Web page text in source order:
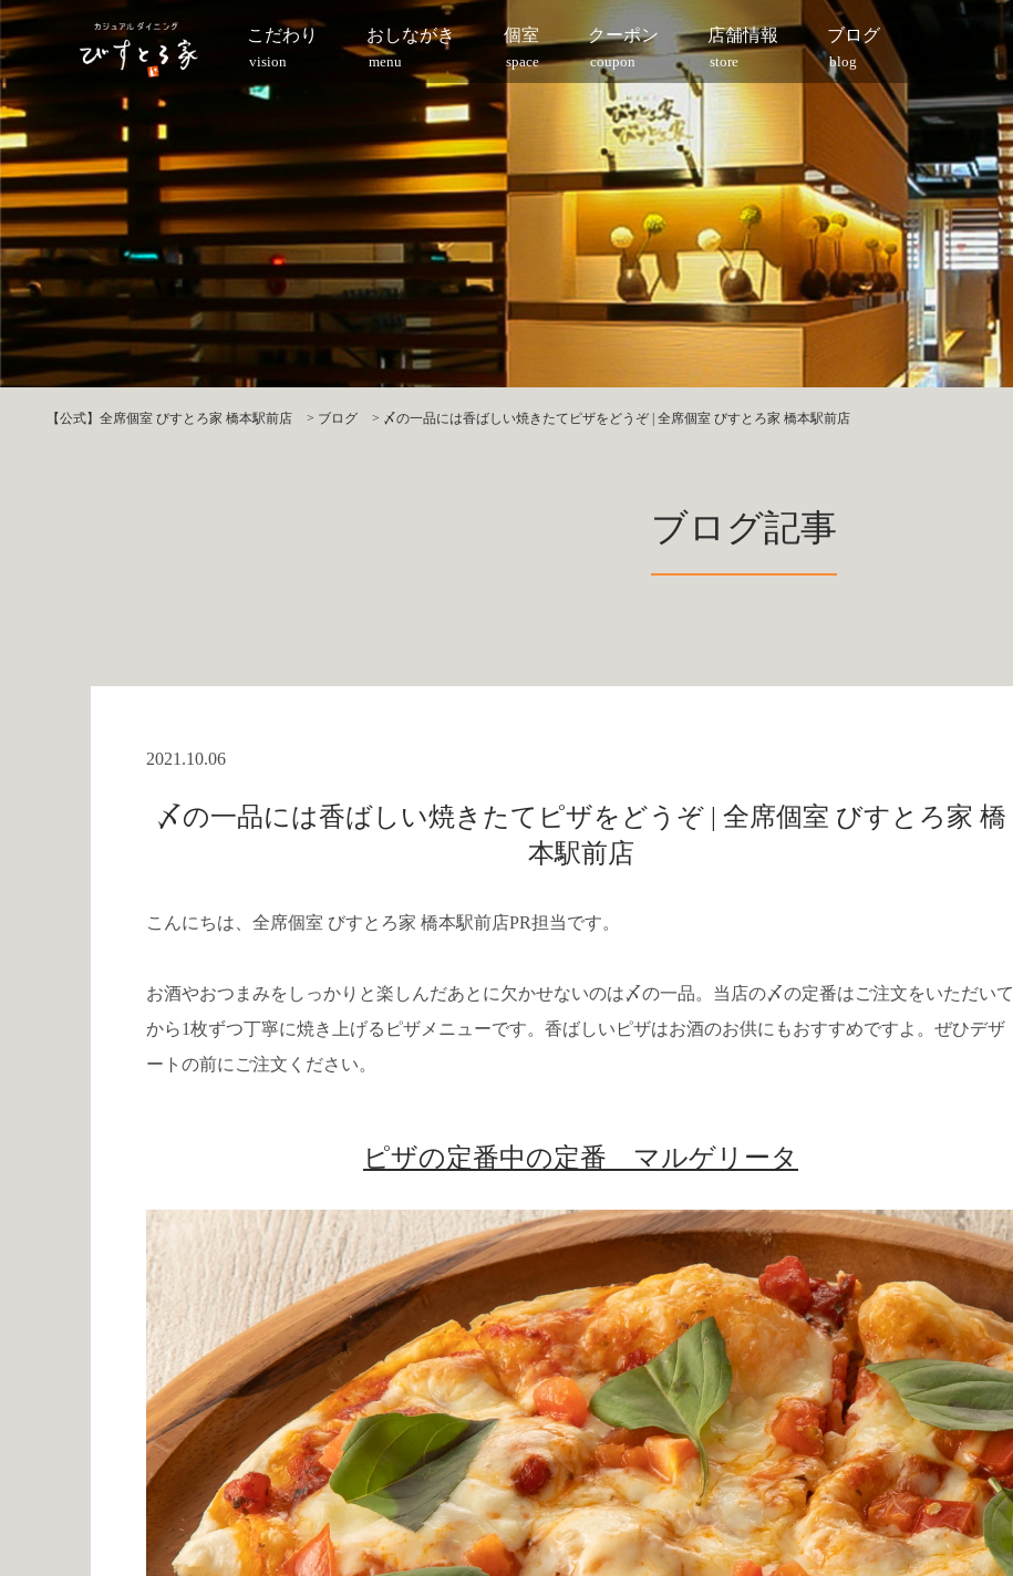
こだわり
vision
おしながき
menu
個室
space
クーポン
coupon
店舗情報
store
ブログ
blog
【公式】全席個室 びすとろ家 橋本駅前店 > ブログ > 〆の一品には香ばしい焼きたてピザをどうぞ | 全席個室 びすとろ家 橋本駅前店
ブログ記事
2021.10.06
〆の一品には香ばしい焼きたてピザをどうぞ | 全席個室 びすとろ家 橋
本駅前店
こんにちは、全席個室 びすとろ家 橋本駅前店PR担当です。
お酒やおつまみをしっかりと楽しんだあとに欠かせないのは〆の一品。当店の〆の定番はご注文をいただいて
から1枚ずつ丁寧に焼き上げるピザメニューです。香ばしいピザはお酒のお供にもおすすめですよ。ぜひデザ
ートの前にご注文ください。
ピザの定番中の定番 マルゲリータ